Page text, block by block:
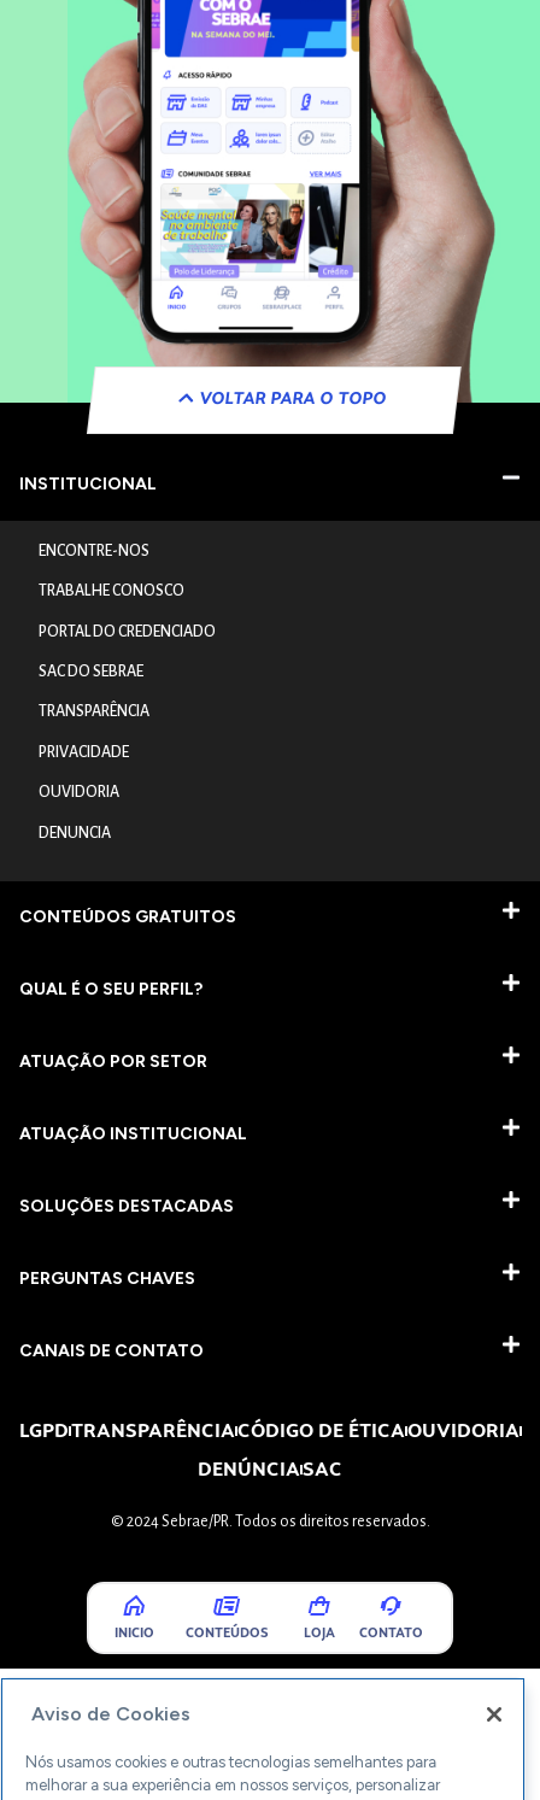
VOLTAR PARA O TOPO
INSTITUCIONAL
ENCONTRE-NOS
TRABALHE CONOSCO
PORTAL DO CREDENCIADO
SAC DO SEBRAE
TRANSPARÊNCIA
PRIVACIDADE
OUVIDORIA
DENUNCIA
CONTEÚDOS GRATUITOS
QUAL É O SEU PERFIL?
ATUAÇÃO POR SETOR
ATUAÇÃO INSTITUCIONAL
SOLUÇÕES DESTACADAS
PERGUNTAS CHAVES​
CANAIS DE CONTATO
LGPDTRANSPARÊNCIACÓDIGO DE ÉTICAOUVIDORIA
DENÚNCIASAC
© 2024 Sebrae/PR. Todos os direitos reservados.
INICIO CONTEÚDOS LOJA CONTATO
Aviso de Cookies
Nós usamos cookies e outras tecnologias semelhantes para
melhorar a sua experiência em nossos serviços, personalizar